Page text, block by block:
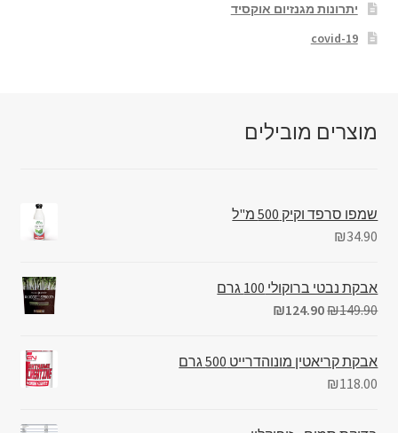
יתרונות מגנזיום אוקסיד
covid-19
מוצרים מובילים
שמפו סרפד וקיק 500 מ"ל
₪34.90
אבקת נבטי ברוקולי 100 גרם
₪149.90
₪124.90
אבקת קריאטין מונוהדרייט 500 גרם
₪118.00